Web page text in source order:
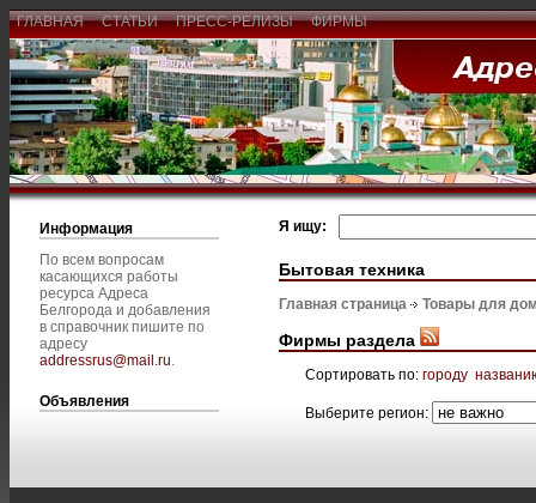
ГЛАВНАЯ СТАТЬИ ПРЕСС-РЕЛИЗЫ ФИРМЫ
Информация
По всем вопросам
касающихся работы
ресурса Адреса
Белгорода и добавления
в справочник пишите по
адресу
addressrus@mail.ru.
Объявления
Я ищу:
Бытовая техника
Главная страница Товары для
Фирмы раздела
Сортировать по: городу
Выберите регион: